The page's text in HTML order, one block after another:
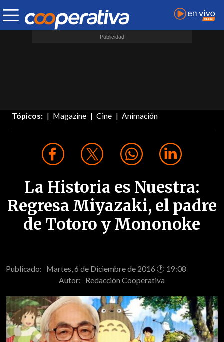
Tópicos: Magazine Cine Animación
La Historia es Nuestra:
Regresa Miyazaki, el padre
de Totoro y Mononoke
Publicado: Martes, 6 de Diciembre de 2016 🕐 19:08
Autor: Redacción Cooperativa